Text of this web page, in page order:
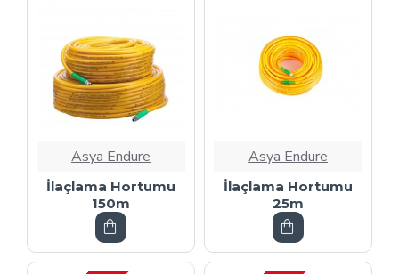
Asya Endure
İlaçlama Hortumu
150m
Asya Endure
İlaçlama Hortumu
25m